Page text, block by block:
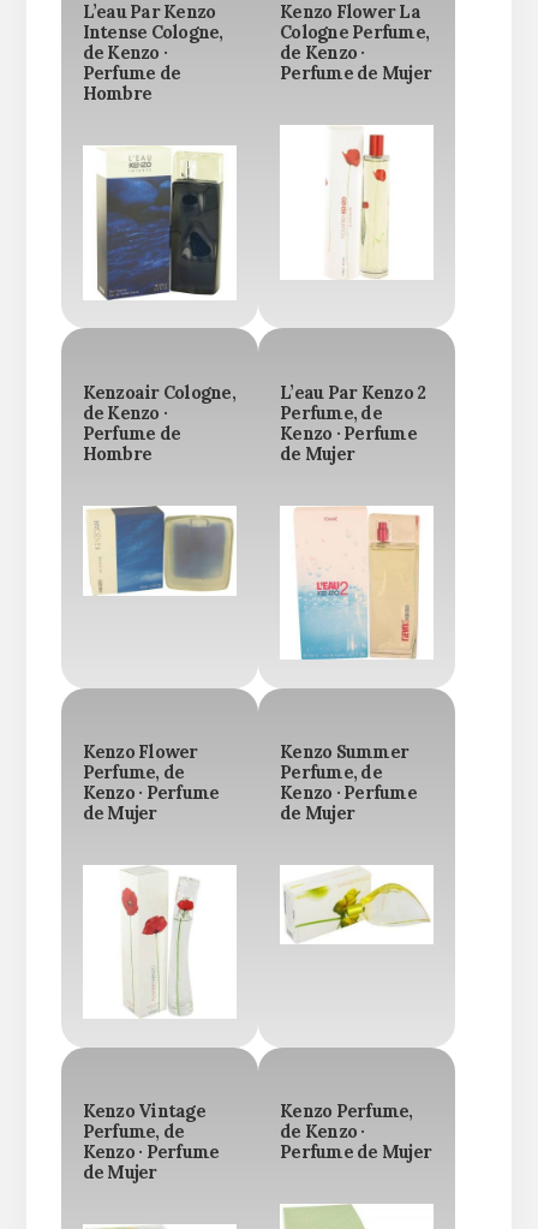
L’eau Par Kenzo
Intense Cologne,
de Kenzo ·
Perfume de
Hombre
Kenzo Flower La
Cologne Perfume,
de Kenzo ·
Perfume de Mujer
Kenzoair Cologne,
de Kenzo ·
Perfume de
Hombre
L’eau Par Kenzo 2
Perfume, de
Kenzo · Perfume
de Mujer
Kenzo Flower
Perfume, de
Kenzo · Perfume
de Mujer
Kenzo Summer
Perfume, de
Kenzo · Perfume
de Mujer
Kenzo Vintage
Perfume, de
Kenzo · Perfume
de Mujer
Kenzo Perfume,
de Kenzo ·
Perfume de Mujer